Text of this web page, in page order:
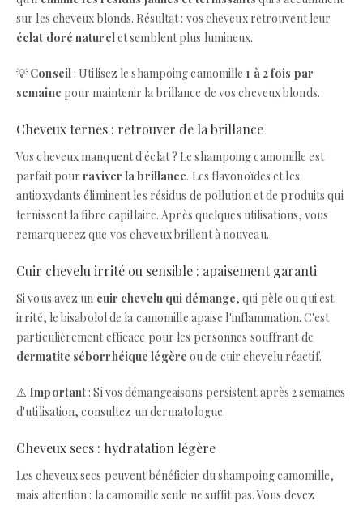
sur les cheveux blonds. Résultat : vos cheveux retrouvent leur
éclat doré naturel et semblent plus lumineux.
💡 Conseil : Utilisez le shampoing camomille1 à 2 fois par
semaine pour maintenir la brillance de vos cheveux blonds.
Cheveux ternes : retrouver de la brillance
Vos cheveux manquent d'éclat ? Le shampoing camomille est
parfait pourraviver la brillance. Les flavonoïdes et les
antioxydants éliminent les résidus de pollution et de produits qui
ternissent la fibre capillaire. Après quelques utilisations, vous
remarquerez que vos cheveux brillent à nouveau.
Cuir chevelu irrité ou sensible : apaisement garanti
Si vous avez un cuir chevelu qui démange, qui pèle ou qui est
irrité, le bisabolol de la camomille apaise l'inflammation. C'est
particulièrement efficace pour les personnes souffrant de
dermatite séborrhéique légère ou de cuir chevelu réactif.
⚠️ Important : Si vos démangeaisons persistent après 2 semaines
d'utilisation, consultez un dermatologue.
Cheveux secs : hydratation légère
Les cheveux secs peuvent bénéficier du shampoing camomille,
mais attention : la camomille seule ne suffit pas. Vous devez